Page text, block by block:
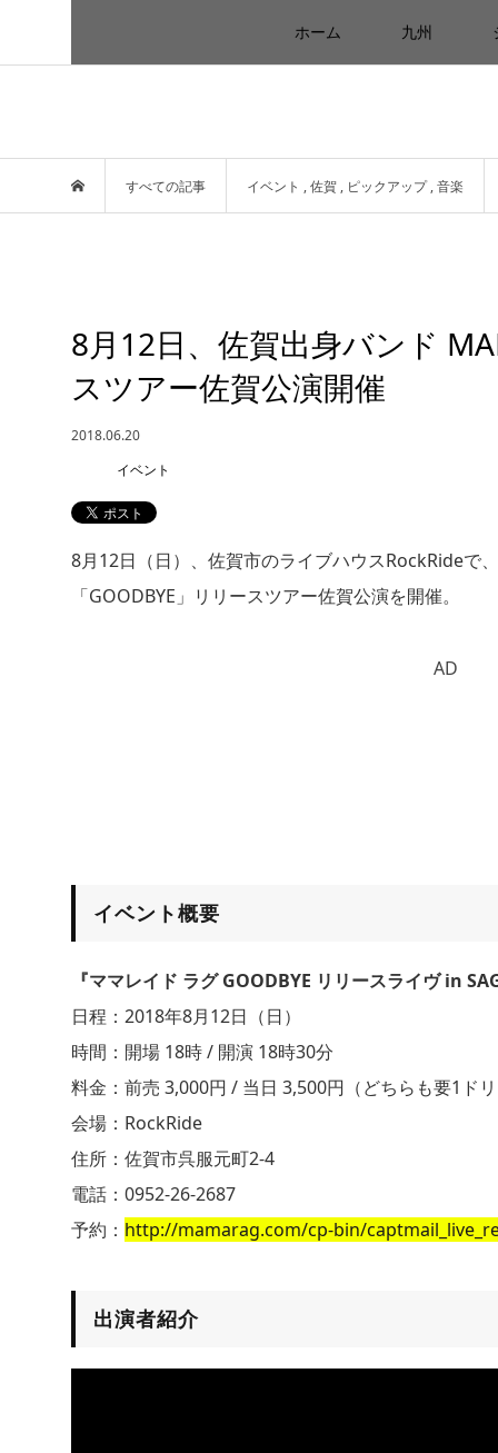
ホーム 九州
すべての記事 イベント ,佐賀 , ピックアップ ,音楽
8月12日、佐賀出身バンド
スツアー佐賀公演開催
2018.06.20
イベント
8月12日（日）、佐賀市のライブハウスRockRideで
「GOODBYE」リリースツアー佐賀公演を開催。
AD
イベント概要
『ママレイド ラグ GOODBYE リリースライヴ in
日程：2018年8月12日（日）
時間：開場 18時 / 開演 18時30分
料金：前売 3,000円 / 当日 3,500円（どちらも要1ド
会場：RockRide
住所：佐賀市呉服元町2-4
電話：0952-26-2687
予約： http://mamarag.com/cp-bin/
出演者紹介